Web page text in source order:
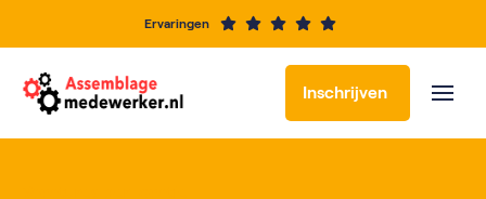
Ervaringen
Inschrijven